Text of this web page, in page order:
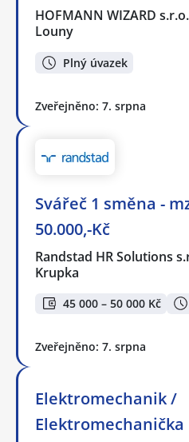
HOFMANN WIZARD s.r.o.
Louny
Plný úvazek
Zveřejněno: 7. srpna
Svářeč 1 směna -
50.000,-Kč
Randstad HR Solutions
Krupka
45 000 – 50 000 Kč
Zveřejněno: 7. srpna
Elektromechanik /
Elektromechanička